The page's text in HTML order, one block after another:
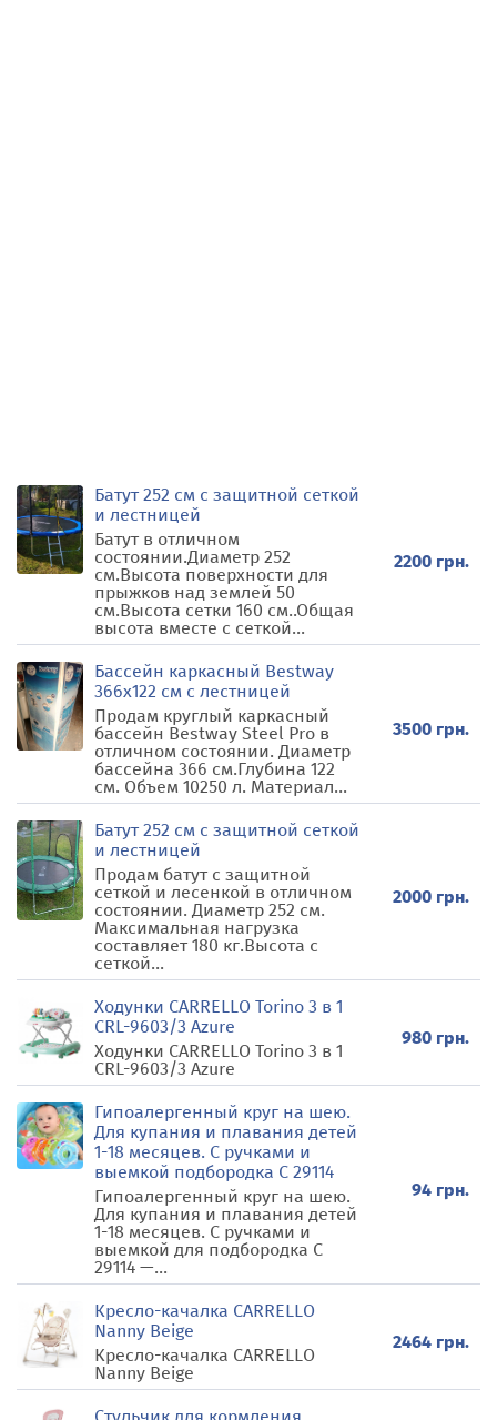
Батут 252 см с защитной сеткой
и лестницей
Батут в отличном
состоянии.Диаметр 252
см.Высота поверхности для
прыжков над землей 50
см.Высота сетки 160 см..Общая
высота вместе с сеткой...
2200 грн.
Бассейн каркасный Bestway
366х122 см с лестницей
Продам круглый каркасный
бассейн Bestway Steel Pro в
отличном состоянии. Диаметр
бассейна 366 см.Глубина 122
см. Объем 10250 л. Материал...
3500 грн.
Батут 252 см с защитной сеткой
и лестницей
Продам батут с защитной
сеткой и лесенкой в отличном
состоянии. Диаметр 252 см.
Максимальная нагрузка
составляет 180 кг.Высота с
сеткой...
2000 грн.
Ходунки CARRELLO Torino 3 в 1
CRL-9603/3 Azure
Ходунки CARRELLO Torino 3 в 1
CRL-9603/3 Azure
980 грн.
Гипоалергенный круг на шею.
Для купания и плавания детей
1-18 месяцев. С ручками и
выемкой подбородка С 29114
Гипоалергенный круг на шею.
Для купания и плавания детей
1-18 месяцев. С ручками и
выемкой для подбородка С
29114 —...
94 грн.
Кресло-качалка CARRELLO
Nanny Beige
Кресло-качалка CARRELLO
Nanny Beige
2464 грн.